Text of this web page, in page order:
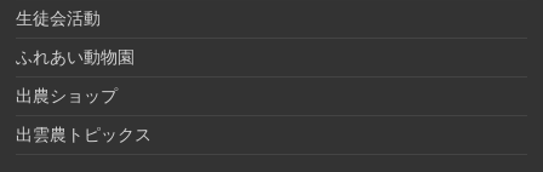
生徒会活動
ふれあい動物園
出農ショップ
出雲農トピックス